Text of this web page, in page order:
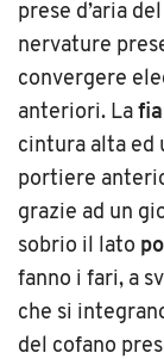
prese d’aria
nervature
convergere
anteriori. La
cintura alta ed
portiere
grazie ad un
sobrio il lato
fanno i fari, a
che si
del cofano